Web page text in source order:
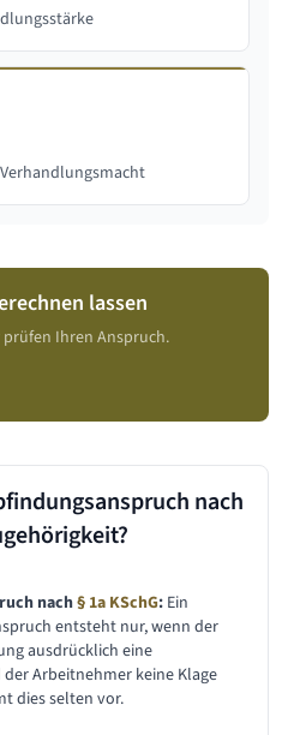
lassen
Ihren Anspruch.
nach
nach§ 1a KSchG: Ein
entsteht nur, wenn der
ausdrücklich eine
Arbeitnehmer keine Klage
dies selten vor.